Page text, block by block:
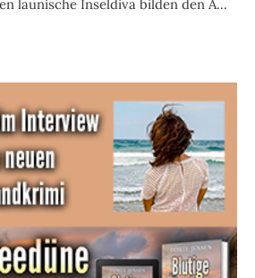
launische Inseldiva bilden den A...